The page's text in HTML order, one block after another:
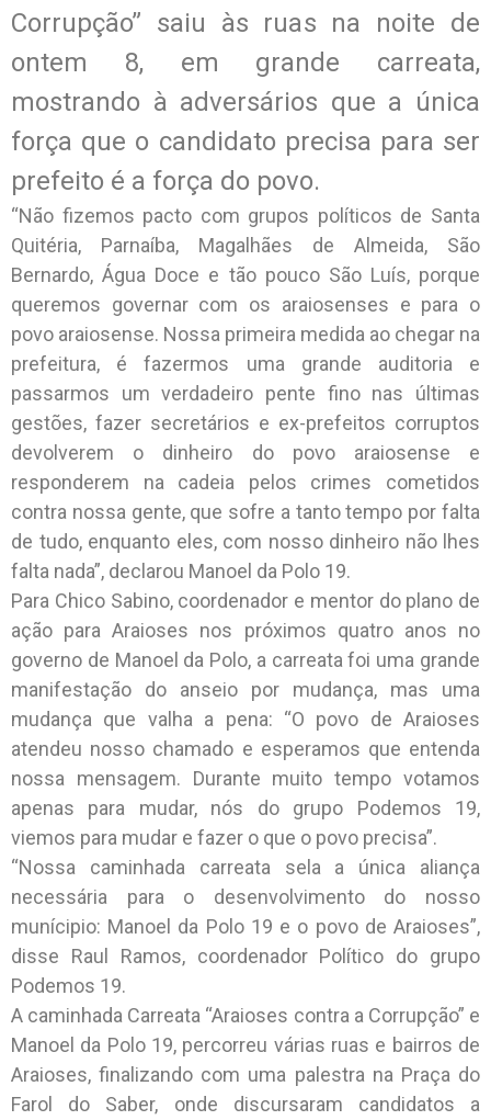
Corrupção” saiu às ruas na noite de
ontem 8, em grande carreata,
mostrando à adversários que a única
força que o candidato precisa para ser
prefeito é a força do povo.
“Não fizemos pacto com grupos políticos de Santa
Quitéria, Parnaíba, Magalhães de Almeida, São
Bernardo, Água Doce e tão pouco São Luís, porque
queremos governar com os araiosenses e para o
povo araiosense. Nossa primeira medida ao chegar na
prefeitura, é fazermos uma grande auditoria e
passarmos um verdadeiro pente fino nas últimas
gestões, fazer secretários e ex-prefeitos corruptos
devolverem o dinheiro do povo araiosense e
responderem na cadeia pelos crimes cometidos
contra nossa gente, que sofre a tanto tempo por falta
de tudo, enquanto eles, com nosso dinheiro não lhes
falta nada”, declarou Manoel da Polo 19.
Para Chico Sabino, coordenador e mentor do plano de
ação para Araioses nos próximos quatro anos no
governo de Manoel da Polo, a carreata foi uma grande
manifestação do anseio por mudança, mas uma
mudança que valha a pena: “O povo de Araioses
atendeu nosso chamado e esperamos que entenda
nossa mensagem. Durante muito tempo votamos
apenas para mudar, nós do grupo Podemos 19,
viemos para mudar e fazer o que o povo precisa”.
“Nossa caminhada carreata sela a única aliança
necessária para o desenvolvimento do nosso
munícipio: Manoel da Polo 19 e o povo de Araioses”,
disse Raul Ramos, coordenador Político do grupo
Podemos 19.
A caminhada Carreata “Araioses contra a Corrupção” e
Manoel da Polo 19, percorreu várias ruas e bairros de
Araioses, finalizando com uma palestra na Praça do
Farol do Saber, onde discursaram candidatos a